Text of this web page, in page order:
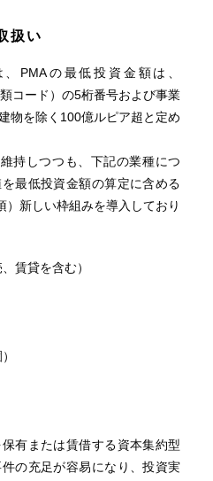
扱い
PMAの最低投資金額は、
コード）の5桁番号および事業
物を除く100億ルピア超と定め
持しつつも、下記の業種につ
最低投資金額の算定に含める
）新しい枠組みを導入しており
賃貸を含む）
有または賃借する資本集約型
の充足が容易になり、投資実